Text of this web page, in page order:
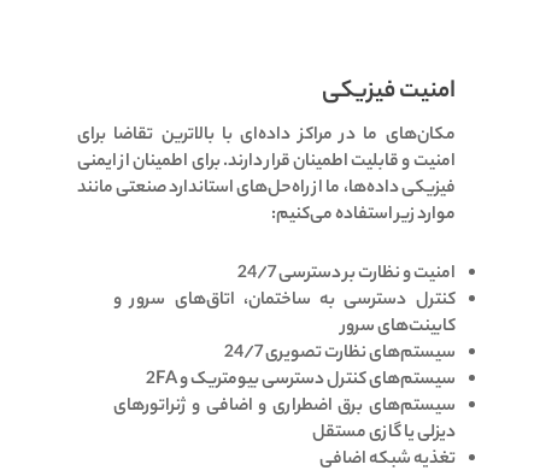
امنیت فیزیکی
مکان‌های ما در مراکز داده‌ای با بالاترین تقاضا برای
امنیت و قابلیت اطمینان قرار دارند. برای اطمینان از ایمنی
فیزیکی داده‌ها، ما از راه‌حل‌های استاندارد صنعتی مانند
موارد زیر استفاده می‌کنیم:
امنیت و نظارت بر دسترسی 24/7
کنترل دسترسی به ساختمان، اتاق‌های سرور و
کابینت‌های سرور
سیستم‌های نظارت تصویری 24/7
سیستم‌های کنترل دسترسی بیومتریک و 2FA
سیستم‌های برق اضطراری و اضافی و ژنراتورهای
دیزلی یا گازی مستقل
تغذیه شبکه اضافی